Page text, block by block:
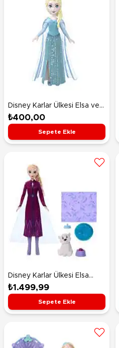
Disney Karlar Ülkesi Elsa ve
Anna Mini Bebekler Elsa
HPD45
₺400,00
Sepete Ekle
Disney Karlar Ülkesi Elsa
Bebek ve Yavru Kutup Ayısı
Figür Seti JFG16
₺1.499,99
Sepete Ekle